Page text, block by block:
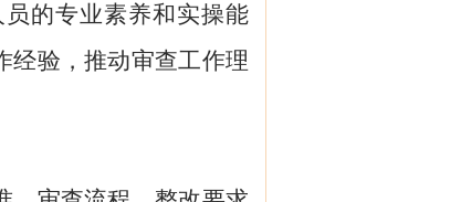
的专业素养和实操能
经验，推动审查工作理